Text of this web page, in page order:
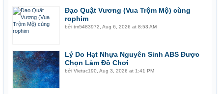
Đạo Quật Vương (Vua Trộm Mộ) cùng
rophim
bởitm5483972 ,Aug 6, 2026 at 8:53 AM
Lý Do Hạt Nhựa Nguyên Sinh ABS Được
Chọn Làm Đồ Chơi
bởiVietuc190 ,Aug 3, 2026 at 1:41 PM